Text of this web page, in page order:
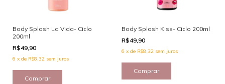
Body Splash La Vida- Ciclo
200ml
R$49,90
6 x de R$8,32 sem juros
Body Splash Kiss- Ciclo 200ml
R$49,90
6 x de R$8,32 sem juros